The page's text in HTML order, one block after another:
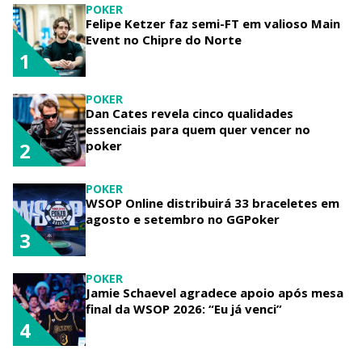
POKER
Felipe Ketzer faz semi-FT em valioso Main
Event no Chipre do Norte
1
POKER
Dan Cates revela cinco qualidades
essenciais para quem quer vencer no
poker
2
POKER
WSOP Online distribuirá 33 braceletes em
agosto e setembro no GGPoker
3
POKER
Jamie Schaevel agradece apoio após mesa
final da WSOP 2026: “Eu já venci”
4